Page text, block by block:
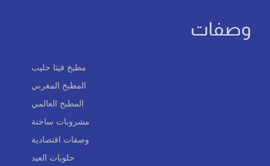
وصفات
مطبخ فيتا حليب
المطبخ المغربي
المطبخ العالمي
مشروبات ساخنة
وصفات اقتصادية
حلويات العيد